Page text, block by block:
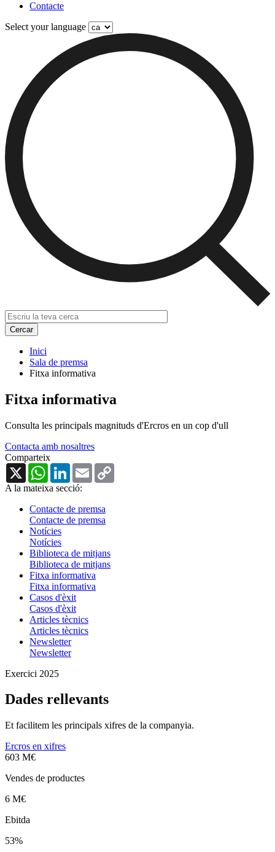
Contacte
Select your language
Inici
Sala de premsa
Fitxa informativa
Fitxa informativa
Consulta les principals magnituds d'Ercros en un cop d'ull
Contacta amb nosaltres
Comparteix
X
WhatsAppLinkedInEmail
A la mateixa secció:
Contacte de premsa
Contacte de premsa
Notícies
Notícies
Biblioteca de mitjans
Biblioteca de mitjans
Fitxa informativa
Fitxa informativa
Casos d'èxit
Casos d'èxit
Articles tècnics
Articles tècnics
Newsletter
Newsletter
Exercici 2025
Dades rellevants
Et facilitem les principals xifres de la companyia.
Ercros en xifres
603 M€
Vendes de productes
6 M€
Ebitda
53%